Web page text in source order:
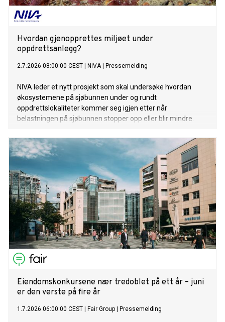
Hvordan gjenopprettes miljøet under
oppdrettsanlegg?
2.7.2026 08:00:00 CEST NIVA| Pressemelding
NIVA leder et nytt prosjekt som skal undersøke hvordan
økosystemene på sjøbunnen under og rundt
oppdrettslokaliteter kommer seg igjen etter når
belastningen på sjøbunnen stopper opp eller blir mindre.
Eiendomskonkursene nær tredoblet på ett år – juni
er den verste på fire år
1.7.2026 06:00:00 CEST Fair Group Pressemelding